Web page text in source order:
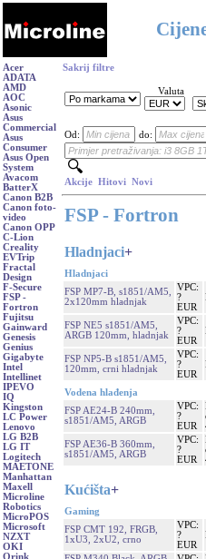
Acer
ADATA
AMD
AOC
Asonic
Asus
Commercial
Asus
Consumer
Asus Open
System
Avacom
BatterX
Canon B2B
Canon foto-
video
Canon OPP
C-Lion
Creality
EVTrip
Fractal
Design
F-Secure
FSP -
Fortron
Fujitsu
Gainward
Genesis
Genius
Gigabyte
Intel
Intellinet
IPEVO
IQ
Kingston
LC Power
Lenovo
LG B2B
LG IT
Logitech
MAETONE
Manhattan
Maxell
Microline
Robotics
MicroPOS
Microsoft
NZXT
OKI
Orink
Sakrij filtre
Valuta
Od: do:
Akcije Hitovi Novi
FSP - Fortron
Hladnjaci+
Hladnjaci
FSP MP7-B, s1851/AM5,
2x120mm hladnjak
VPC:
?
EUR
FSP NE5 s1851/AM5,
ARGB 120mm, hladnjak
VPC:
?
EUR
FSP NP5-B s1851/AM5,
120mm, crni hladnjak
VPC:
?
EUR
Vodena hlađenja
FSP AE24-B 240mm,
s1851/AM5, ARGB
VPC:
?
EUR
FSP AE36-B 360mm,
s1851/AM5, ARGB
VPC:
?
EUR
Kućišta+
Gaming
FSP CMT 192, FRGB,
1xU3, 2xU2, crno
VPC:
?
EUR